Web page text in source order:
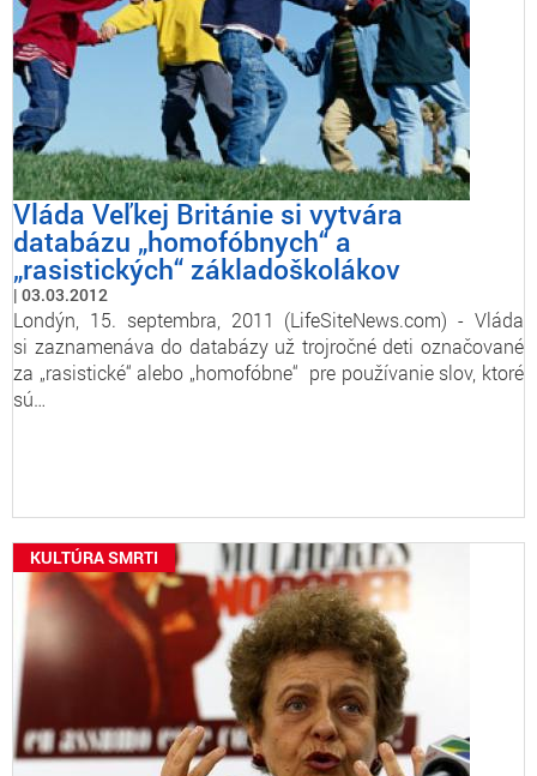
Vláda Veľkej Británie si vytvára
databázu „homofóbnych“ a
„rasistických“ základoškolákov
03.03.2012
Londýn, 15. septembra, 2011 (LifeSiteNews.com) - Vláda
si zaznamenáva do databázy už trojročné deti označované
za „rasistické“ alebo „homofóbne“ pre používanie slov, ktoré
sú…
KULTÚRA SMRTI